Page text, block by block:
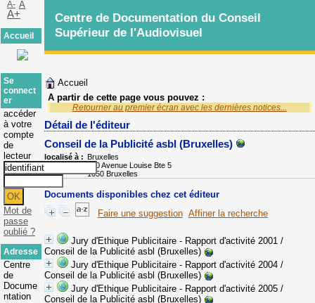
Accueil
A partir de cette page vous pouvez :
Retourner au premier écran avec les dernières notices...
Détail de l'éditeur
Conseil de la Publicité asbl (Bruxelles)
localisé à :
Bruxelles
Adresse :
120 Avenue Louise Bte 5
1050 Bruxelles
Documents disponibles chez cet éditeur
Faire une suggestion Affiner la recherche
Jury d'Ethique Publicitaire - Rapport d'activité 2001/
Conseil de la Publicité asbl (Bruxelles)
Jury d'Ethique Publicitaire - Rapport d'activité 2004/
Conseil de la Publicité asbl (Bruxelles)
Jury d'Ethique Publicitaire - Rapport d'activité 2005/
Conseil de la Publicité asbl (Bruxelles)
Centre de Documentation du Conseil
Supérieur de l'Audiovisuel
A- A
A+
Accueil
Se
connect
er
accéder
à votre
compte
de
lecteur
Mot de
passe
oublié ?
Adresse
Centre
de
Docume
ntation